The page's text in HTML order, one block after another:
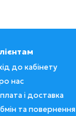
до кабінету
нас
і доставка
та повернення